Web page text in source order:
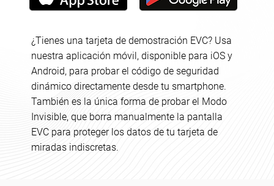
¿Tienes una tarjeta de demostración EVC? Usa
nuestra aplicación móvil, disponible para iOS y
Android, para probar el código de seguridad
dinámico directamente desde tu smartphone.
También es la única forma de probar el Modo
Invisible, que borra manualmente la pantalla
EVC para proteger los datos de tu tarjeta de
miradas indiscretas.